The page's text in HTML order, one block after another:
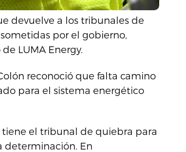
devuelve a los tribunales de
por el gobierno,
LUMA Energy.
reconoció que falta camino
para el sistema energético
tiene el tribunal de quiebra para
determinación. En